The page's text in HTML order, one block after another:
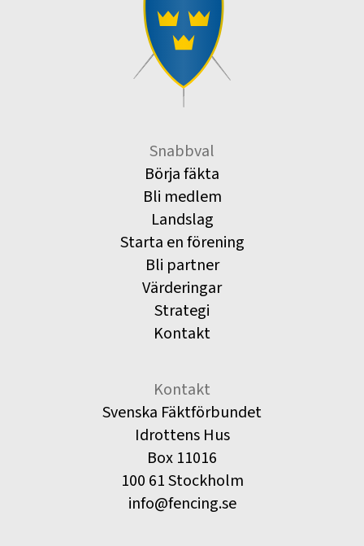
Snabbval
Börja fäkta
Bli medlem
Landslag
Starta en förening
Bli partner
Värderingar
Strategi
Kontakt
Kontakt
Svenska Fäktförbundet
Idrottens Hus
Box 11016
100 61 Stockholm
info@fencing.se